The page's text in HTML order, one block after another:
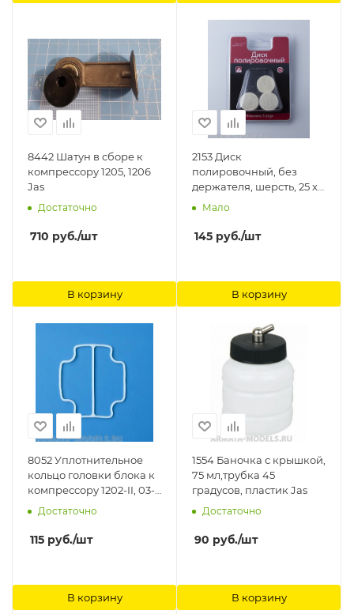
8442 Шатун в сборе к
компрессору 1205, 1206
Jas
Достаточно
710 руб./шт
В корзину
2153 Диск
полировочный, без
держателя, шерсть, 25 х 5
мм, 5шт./уп., блистер Jas
Мало
145 руб./шт
В корзину
8052 Уплотнительное
кольцо головки блока к
компрессору 1202-II, 03-
II, 05, 1206, 1208 Jas
Достаточно
115 руб./шт
В корзину
1554 Баночка с крышкой,
75 мл,трубка 45
градусов, пластик Jas
Достаточно
90 руб./шт
В корзину